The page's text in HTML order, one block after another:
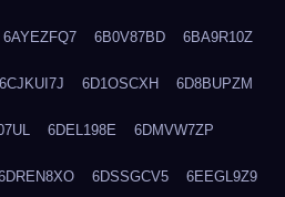
6AYEZFQ7 6B0V87BD 6BA9R10Z
6CJKUI7J 6D1OSCXH 6D8BUPZM
6DEL198E 6DMVW7ZP
6DSSGCV5 6EEGL9Z9